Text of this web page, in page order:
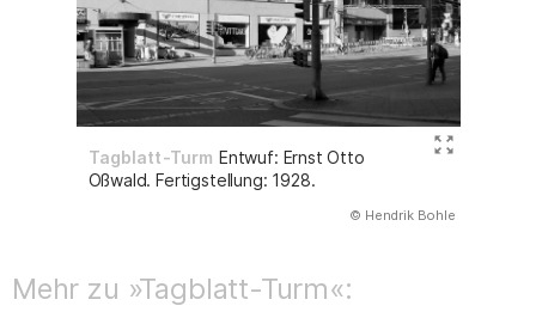
Tagblatt-Turm Entwuf: Ernst Otto
Oßwald. Fertigstellung: 1928.
© Hendrik Bohle
Mehr zu »Tagblatt-Turm«: